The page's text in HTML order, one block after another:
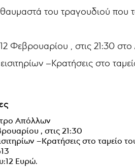
του τραγουδιού που
Φεβρουαρίου , στις 21:30
–Κρατήσεις στο
Απόλλων
, στις 21:30
–Κρατήσεις στο ταμείο
Ευρώ.